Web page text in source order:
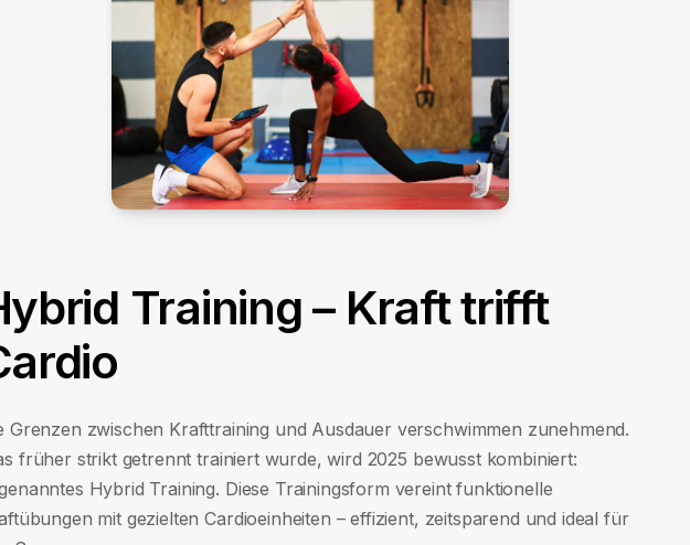
Training – Kraft trifft
Grenzen zwischen Krafttraining und Ausdauer verschwimmen zunehmend.
früher strikt getrennt trainiert wurde, wird 2025 bewusst kombiniert:
Hybrid Training. Diese Trainingsform vereint funktionelle
mit gezielten Cardioeinheiten – effizient, zeitsparend und ideal für